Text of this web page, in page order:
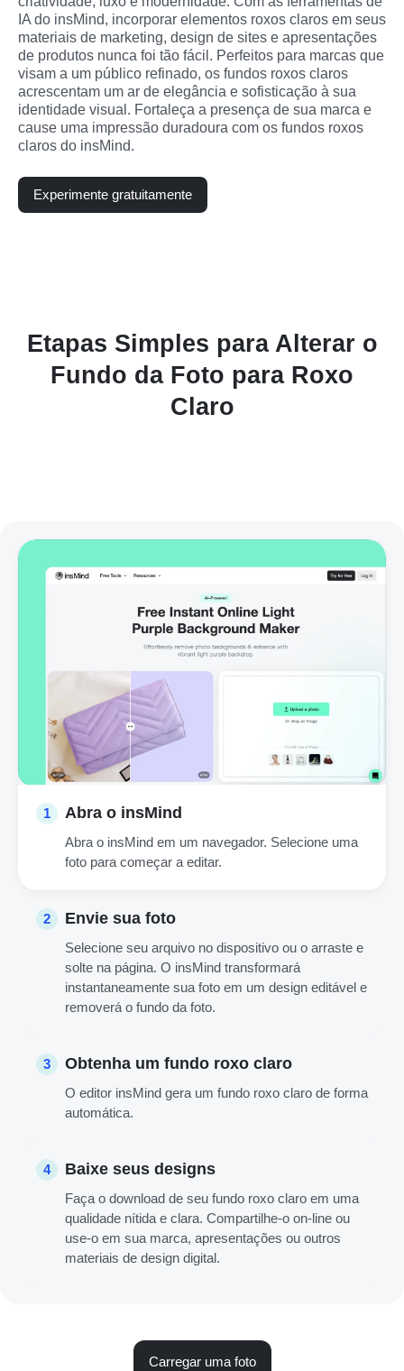
IA do insMind, incorporar elementos roxos claros em seus
materiais de marketing, design de sites e apresentações
de produtos nunca foi tão fácil. Perfeitos para marcas que
visam a um público refinado, os fundos roxos claros
acrescentam um ar de elegância e sofisticação à sua
identidade visual. Fortaleça a presença de sua marca e
cause uma impressão duradoura com os fundos roxos
claros do insMind.
Experimente gratuitamente
Etapas Simples para Alterar o
Fundo da Foto para Roxo
Claro
1 Abra o insMind
Abra o insMind em um navegador. Selecione uma
foto para começar a editar.
2 Envie sua foto
Selecione seu arquivo no dispositivo ou o arraste e
solte na página. O insMind transformará
instantaneamente sua foto em um design editável e
removerá o fundo da foto.
3 Obtenha um fundo roxo claro
O editor insMind gera um fundo roxo claro de forma
automática.
4 Baixe seus designs
Faça o download de seu fundo roxo claro em uma
qualidade nítida e clara. Compartilhe-o on-line ou
use-o em sua marca, apresentações ou outros
materiais de design digital.
Carregar uma foto